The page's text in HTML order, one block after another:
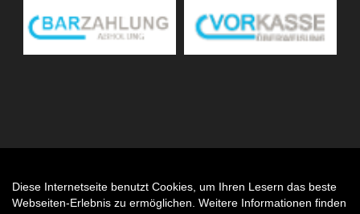
Diese Internetseite benutzt Cookies, um Ihren Lesern das beste
Webseiten-Erlebnis zu ermöglichen. Weitere Informationen finden
Auftrag widerrufen